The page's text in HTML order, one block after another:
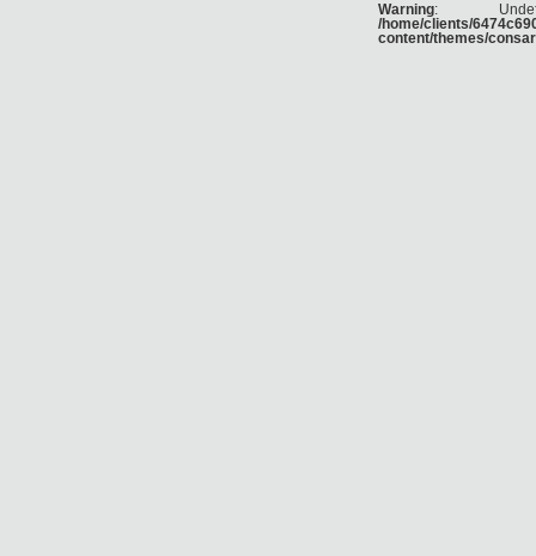
Warning:
/home/clients/
content/themes/